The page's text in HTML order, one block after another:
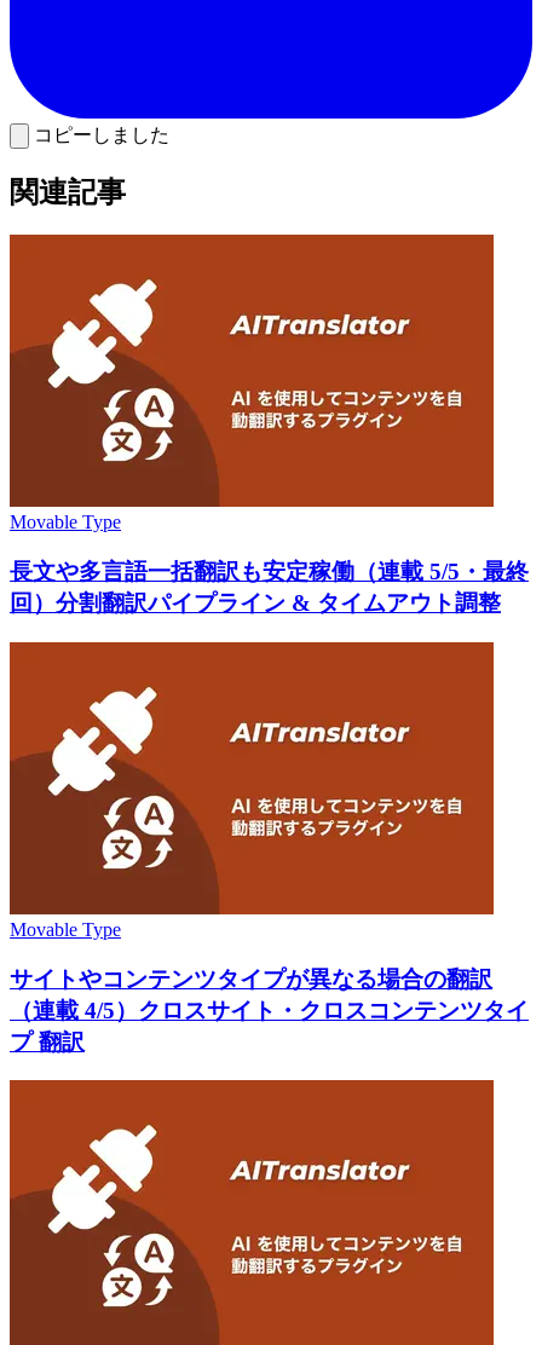
コピーしました
関連記事
Movable Type
長文や多言語一括翻訳も安定稼働（連載 5/5・最終
回）分割翻訳パイプライン & タイムアウト調整
Movable Type
サイトやコンテンツタイプが異なる場合の翻訳
（連載 4/5）クロスサイト・クロスコンテンツタイ
プ 翻訳